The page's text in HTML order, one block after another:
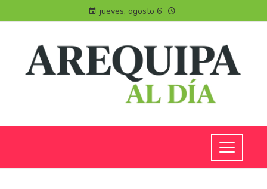
jueves, agosto 6